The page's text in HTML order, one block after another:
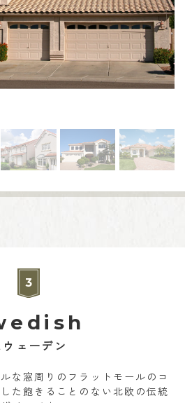
ウェーデン
な窓周りのフラットモールのコ
た飽きることのない北欧の伝統